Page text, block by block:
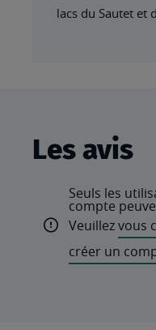
lacs du Sautet et
Les avis
Seuls les
compte
Veuillezvous
créer un